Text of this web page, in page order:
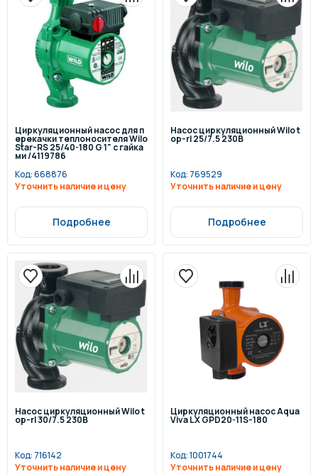
Циркуляционный насос для п
ерекачки теплоносителя Wilo
Star-RS 25/40-180 G 1" с гайка
ми /4119786
Код:668876
Уточнить наличие и цену
Подробнее
Насос циркуляционный Wilo t
op-rl 25/7.5 230В
Код: 769529
Уточнить наличие и цену
Подробнее
Насос циркуляционный Wilo t
op-rl 30/7.5 230В
Код: 716142
Уточнить наличие и цену
Циркуляционный насос Aqua
Viva LX GPD20-11S-180
Код:1001744
Уточнить наличие и цену